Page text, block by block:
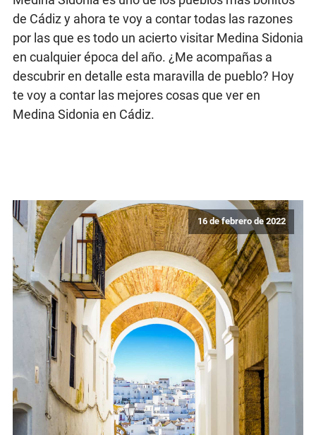
de Cádiz y ahora te voy a contar todas las razones
por las que es todo un acierto visitar Medina Sidonia
en cualquier época del año. ¿Me acompañas a
descubrir en detalle esta maravilla de pueblo? Hoy
te voy a contar las mejores cosas que ver en
Medina Sidonia en Cádiz.
16 de febrero de 2022